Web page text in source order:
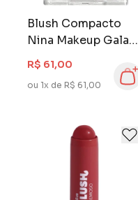
Blush Compacto
Nina Makeup Galaxy
Glow Júpiter
R$ 61,00
ou 1x de R$ 61,00